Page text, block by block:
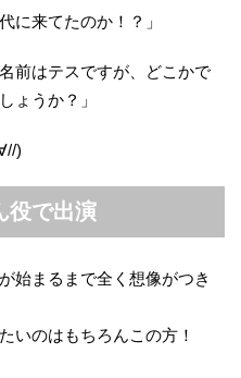
に来てたのか！？」
前はテスですが、どこかで
ょうか？」
)
役で出演
始まるまで全く想像がつき
いのはもちろんこの方！